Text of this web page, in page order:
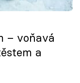
– voňavá
a